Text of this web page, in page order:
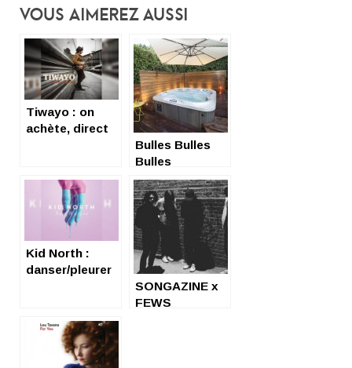
Vous Aimerez Aussi
Tiwayo : on
achète, direct
Bulles Bulles
Bulles
Kid North :
danser/pleurer
SONGAZINE x
FEWS